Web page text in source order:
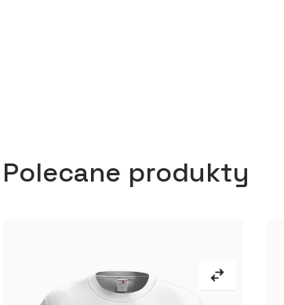
Polecane produkty